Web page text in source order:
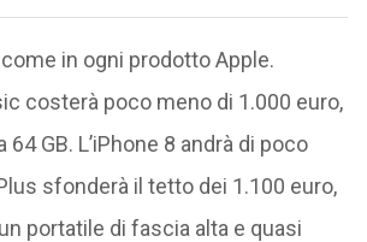
in ogni prodotto Apple.
costerà poco meno di 1.000 euro,
GB. L’iPhone 8 andrà di poco
sfonderà il tetto dei 1.100 euro,
portatile di fascia alta e quasi